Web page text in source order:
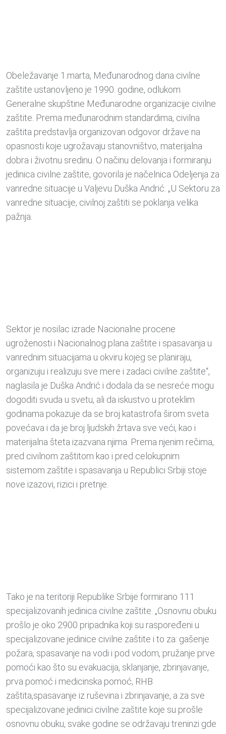
Obeležavanje 1.marta, Međunarodnog dana civilne
zaštite ustanovljeno je 1990. godine, odlukom
Generalne skupštine Međunarodne organizacije civilne
zaštite. Prema međunarodnim standardima, civilna
zaštita predstavlja organizovan odgovor države na
opasnosti koje ugrožavaju stanovništvo, materijalna
dobra i životnu sredinu. O načinu delovanja i formiranju
jedinica civilne zaštite, govorila je načelnica Odeljenja za
vanredne situacije u Valjevu Duška Andrić. „U Sektoru za
vanredne situacije, civilnoj zaštiti se poklanja velika
pažnja.
Sektor je nosilac izrade Nacionalne procene
ugroženosti i Nacionalnog plana zaštite i spasavanja u
vanrednim situacijama u okviru kojeg se planiraju,
organizuju i realizuju sve mere i zadaci civilne zaštite“,
naglasila je Duška Andrić i dodala da se nesreće mogu
dogoditi svuda u svetu, ali da iskustvo u proteklim
godinama pokazuje da se broj katastrofa širom sveta
povećava i da je broj ljudskih žrtava sve veći, kao i
materijalna šteta izazvana njima. Prema njenim rečima,
pred civilnom zaštitom kao i pred celokupnim
sistemom zaštite i spasavanja u Republici Srbiji stoje
nove izazovi, rizici i pretnje.
Tako je na teritoriji Republike Srbije formirano 111
specijalizovanih jedinica civilne zaštite. „Osnovnu obuku
prošlo je oko 2900 pripadnika koji su raspoređeni u
specijalizovane jedinice civilne zaštite i to za: gašenje
požara, spasavanje na vodi i pod vodom, pružanje prve
pomoći kao što su evakuacija, sklanjanje, zbrinjavanje,
prva pomoć i medicinska pomoć, RHB
zaštita,spasavanje iz ruševina i zbrinjavanje, a za sve
specijalizovane jedinici civilne zaštite koje su prošle
osnovnu obuku, svake godine se održavaju treninzi gde